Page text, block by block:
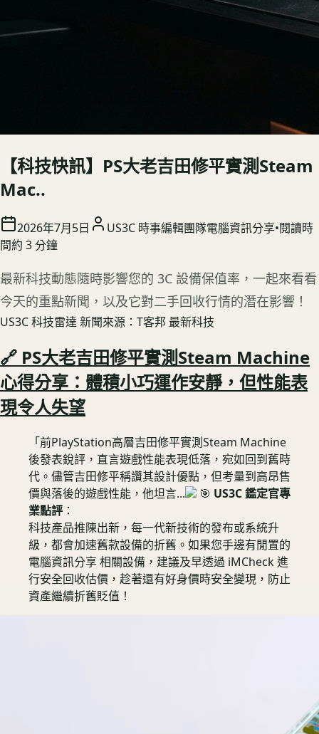
【科技快訊】PS大老吉田修平實測Steam
Mac..
2026年7月5日 US3C 時事編輯團隊電腦資訊分享•閱讀時
間約 3分鐘
最新科技動態隨時影響您的 3C 設備保值率，一起來看看
今天的重點新聞，以及它對二手回收行情的潛在影響！
US3C 科技雷達 新聞來源：T客邦 最新科技
🔗 PS大老吉田修平實測Steam Machine
心得分享：體積小巧運作安靜，但性能表
現令人失望
「前PlayStation高層吉田修平實測Steam Machine
後發表銳評，直言遊戲性能表現低落，宛如回到舊時
代。儘管吉田修平稱讚其設計優點，但考量到高昂售
價與落後的遊戲性能，他坦言...
🎯 US3C 鑑定官專
業點評 ：
科技產品推陳出新，每一代新技術的發布或系統升
級，都會加速舊款設備的折舊。如果您手邊有閒置的
電腦資訊分享 相關設備，建議及早透過 iMCheck 進
行安全回收估價，趁著還有好身價時安全變現，防止
資產繼續折舊貶值！